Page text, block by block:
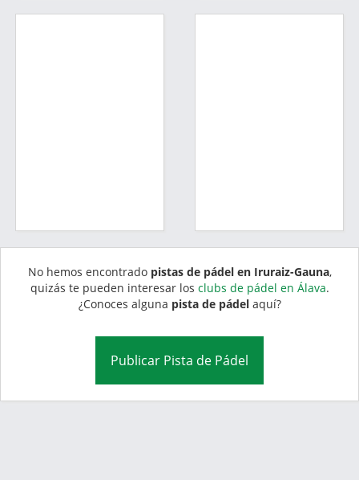
No hemos encontrado pistas de pádel en Iruraiz-Gauna,
quizás te pueden interesar los clubs de pádel en Álava.
¿Conoces alguna pista de pádelaquí?
Publicar Pista de Pádel